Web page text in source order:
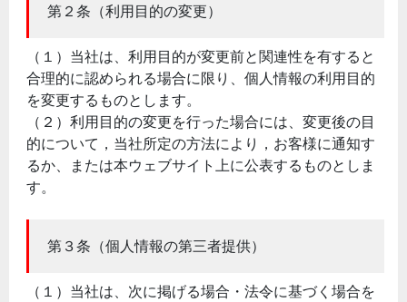
第２条（利用目的の変更）
（１）当社は、利用目的が変更前と関連性を有すると
合理的に認められる場合に限り、個人情報の利用目的
を変更するものとします。
（２）利用目的の変更を行った場合には、変更後の目
的について，当社所定の方法により，お客様に通知す
るか、または本ウェブサイト上に公表するものとしま
す。
第３条（個人情報の第三者提供）
（１）当社は、次に掲げる場合・法令に基づく場合を